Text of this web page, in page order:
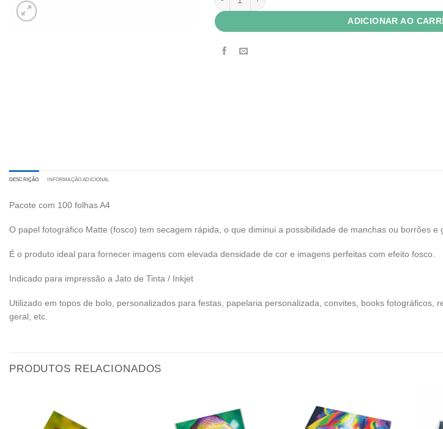
ADICIONAR AO
DESCRIÇÃO INFORMAÇÃO ADICIONAL
Pacote com 100 folhas A4
O papel fotográfico Matte (fosco) tem secagem rápida, o que diminui a possibilidade de manchas ou borrões e
É o produto ideal para fornecer imagens com elevada densidade de cor e imagens perfeitas com efeito fosco.
Indicado para impressão a Jato de Tinta / Inkjet
Utilizado em topos de bolo, personalizados para festas, papelaria personalizada, convites, books
geral, etc.
PRODUTOS RELACIONADOS